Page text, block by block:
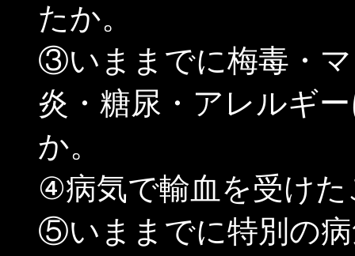
たか。
③いままでに梅毒・
炎・糖尿・アレルギ
か。
④病気で輸血を受け
⑤いままでに特別の